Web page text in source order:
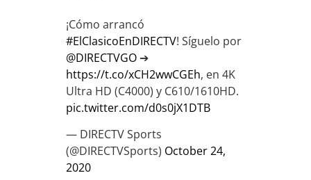
¡Cómo arrancó
#ElClasicoEnDIRECTV! Síguelo por
@DIRECTVGO ➔
https://t.co/xCH2wwCGEh, en 4K
Ultra HD (C4000) y C610/1610HD.
pic.twitter.com/d0s0jX1DTB
— DIRECTV Sports
(@DIRECTVSports) October 24,
2020